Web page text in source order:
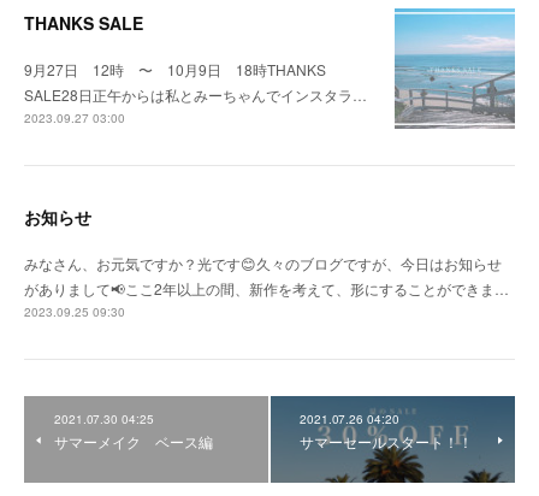
THANKS SALE
9月27日 12時 〜 10月9日 18時THANKS
SALE28日正午からは私とみーちゃんでインスタラ…
2023.09.27 03:00
お知らせ
みなさん、お元気ですか？光です😊久々のブログですが、今日はお知らせ
がありまして📢ここ2年以上の間、新作を考えて、形にすることができま…
2023.09.25 09:30
2021.07.30 04:25
サマーメイク ベース編
2021.07.26 04:20
サマーセールスタート！！